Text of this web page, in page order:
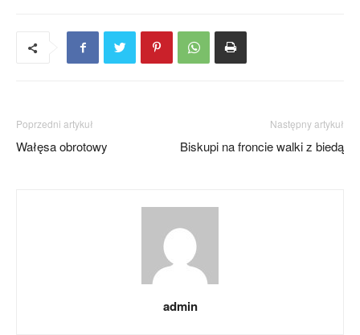
Poprzedni artykuł
Wałęsa obrotowy
Następny artykuł
Biskupi na froncie walki z biedą
admin